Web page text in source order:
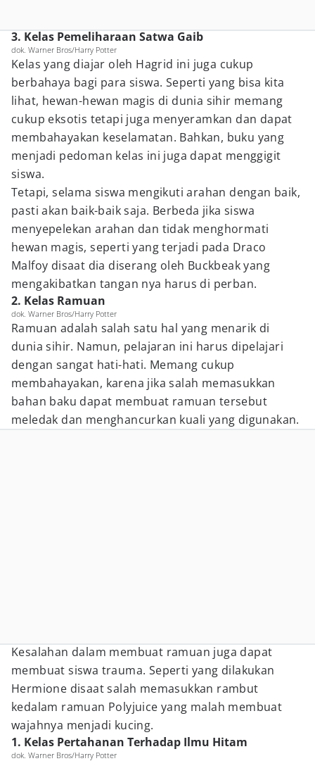
3. Kelas Pemeliharaan Satwa Gaib
dok. Warner Bros/Harry Potter
Kelas yang diajar oleh Hagrid ini juga cukup
berbahaya bagi para siswa. Seperti yang bisa kita
lihat, hewan-hewan magis di dunia sihir memang
cukup eksotis tetapi juga menyeramkan dan dapat
membahayakan keselamatan. Bahkan, buku yang
menjadi pedoman kelas ini juga dapat menggigit
siswa.
Tetapi, selama siswa mengikuti arahan dengan baik,
pasti akan baik-baik saja. Berbeda jika siswa
menyepelekan arahan dan tidak menghormati
hewan magis, seperti yang terjadi pada Draco
Malfoy disaat dia diserang oleh Buckbeak yang
mengakibatkan tangan nya harus di perban.
2. Kelas Ramuan
dok. Warner Bros/Harry Potter
Ramuan adalah salah satu hal yang menarik di
dunia sihir. Namun, pelajaran ini harus dipelajari
dengan sangat hati-hati. Memang cukup
membahayakan, karena jika salah memasukkan
bahan baku dapat membuat ramuan tersebut
meledak dan menghancurkan kuali yang digunakan.
Kesalahan dalam membuat ramuan juga dapat
membuat siswa trauma. Seperti yang dilakukan
Hermione disaat salah memasukkan rambut
kedalam ramuan Polyjuice yang malah membuat
wajahnya menjadi kucing.
1. Kelas Pertahanan Terhadap Ilmu Hitam
dok. Warner Bros/Harry Potter